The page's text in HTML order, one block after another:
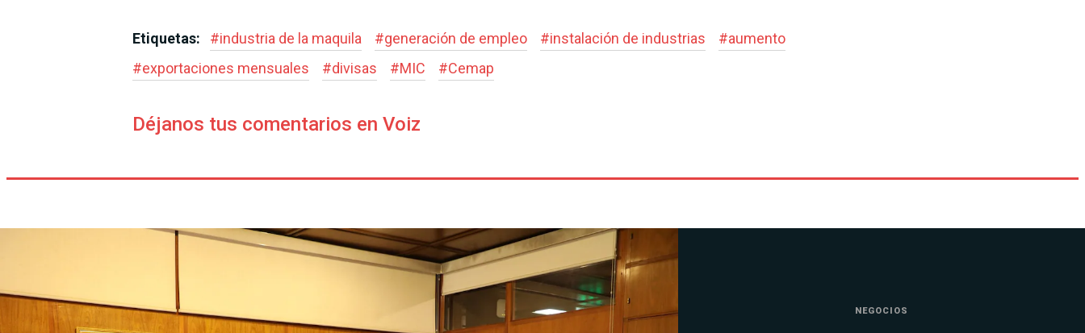
Etiquetas: #industria de la maquila #generación de empleo #instalación de industrias #aumento
#exportaciones mensuales #divisas #MIC #Cemap
Déjanos tus comentarios en Voiz
NEGOCIOS